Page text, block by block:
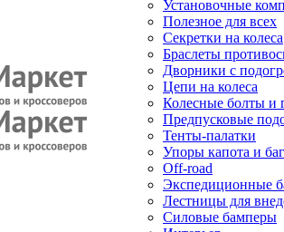
Установочные
Полезное для всех
Секретки на колеса
Браслеты
Дворники с
Цепи на колеса
Колесные болты и
Предпусковые
Тенты-палатки
Упоры капота и
Off-road
Экспедиционные
Лестницы для
Силовые бамперы